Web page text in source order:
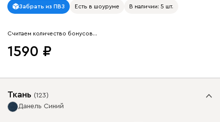
Забрать из ПВЗ Есть в шоуруме В наличии: 5 шт.
Считаем количество бонусов…
1590
Ткань (123)
Данель Синий